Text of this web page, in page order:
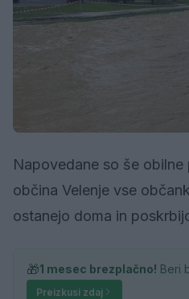
Napovedane so še
občina Velenje vse
ostanejo doma in
🎁1 mesec brezplačno! Beri
Preizkusi zdaj